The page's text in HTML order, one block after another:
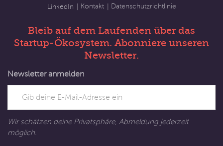
LinkedIn Kontakt Datenschutzrichtlinie
Bleib auf dem Laufenden über das
Startup-Ökosystem. Abonniere unseren
Newsletter.
Newsletter anmelden
Wir schätzen deine Privatsphäre, Abmeldung jederzeit
möglich.